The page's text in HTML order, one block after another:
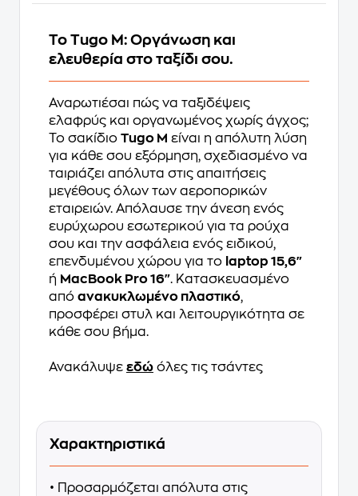
Το Tugo M: Οργάνωση και
ελευθερία στο ταξίδι σου.
Αναρωτιέσαι πώς να ταξιδέψεις
ελαφρύς και οργανωμένος χωρίς άγχος;
Το σακίδιο Tugo M είναι η απόλυτη λύση
για κάθε σου εξόρμηση, σχεδιασμένο να
ταιριάζει απόλυτα στις απαιτήσεις
μεγέθους όλων των αεροπορικών
εταιρειών. Απόλαυσε την άνεση ενός
ευρύχωρου εσωτερικού για τα ρούχα
σου και την ασφάλεια ενός ειδικού,
επενδυμένου χώρου για το laptop 15,6"
ή MacBook Pro 16". Κατασκευασμένο
από ανακυκλωμένο πλαστικό,
προσφέρει στυλ και λειτουργικότητα σε
κάθε σου βήμα.
Ανακάλυψε εδώ όλες τις τσάντες
Χαρακτηριστικά
• Προσαρμόζεται απόλυτα στις